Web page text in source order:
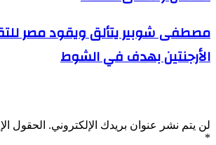
مصطفى شوبير يتألق ويقود مصر
الأرجنتين بهدف في الشوط
لن يتم نشر عنوان بريدك الإلكتروني. الحقول
*